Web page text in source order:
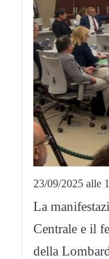
23/09/2025 alle
La
Centrale e il
della